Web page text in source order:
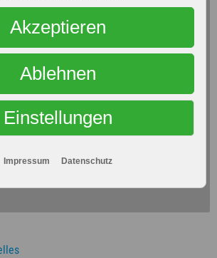
Mehr erfahren
Dieses Video laden
Alle Medien zulassen
Impressum Datenschutz
Einstellungen
Ablehnen
Akzeptieren